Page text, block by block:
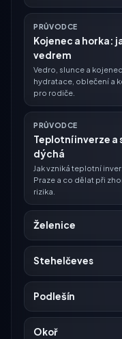
PRŮVODCE
Kojenec a horka:
vedrem
Vedro, slunce a
hydratace, oblečení a
pro rodiče.
PRŮVODCE
Teplotní inverze a
dýchá
Jak vzniká teplotní
Praze a co dělat při
rizika.
Želenice
Stehelčeves
Podlešín
Okoř